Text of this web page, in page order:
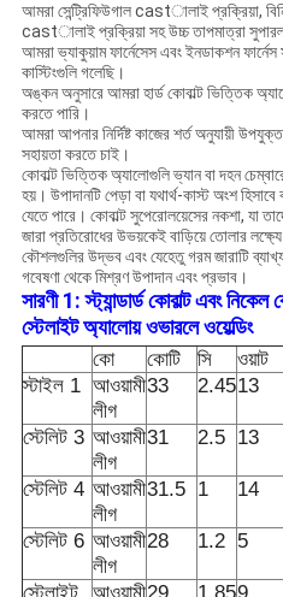
আমরা সেন্ট্রিফিউগাল castালাই প্রক্রিয়া,
castালাই প্রক্রিয়া সহ উচ্চ তাপমাত্রা
আমরা ভ্যাকুয়াম ফার্নেসেস এবং ইনডাকশন
কাস্টিংগুলি গলেছি।
অঙ্কন অনুসারে আমরা হার্ড কোবাল্ট ভিত্তিক
করতে পারি।
আমরা আপনার নির্দিষ্ট কাজের শর্ত অনুযায়ী
সহায়তা করতে চাই।
কোবাল্ট ভিত্তিক অ্যালোগুলি ভ্যান বা দহন
হয়। উপাদানটি পেড়া বা যথার্থ-কাস্ট অংশ
যেতে পারে। কোবাল্ট সুপেরোলয়েসের নকশা, যা
জারা প্রতিরোধের উভয়কেই বাড়িয়ে তোলার
কৌশলগুলির উদ্ভব এবং যেহেতু গরম জারাটি
গবেষণা থেকে মিশ্রণ উপাদান এবং প্রভাব।
সারণী 1: স্ট্যান্ডার্ড কোবাল্ট এবং নিকেল
স্টেলাইট অ্যালোয় ওভারলে ওয়েল্ডিং
কো কোটি সি ওয়াট
স্টাইল 1 আওয়ামী
লীগ
33 2.4513
স্টেলিট 3 আওয়ামী
লীগ
31 2.5 13
স্টেলিট 4 আওয়ামী
লীগ
31.5 1 14
স্টেলিট 6 আওয়ামী
লীগ
28 1.2 5